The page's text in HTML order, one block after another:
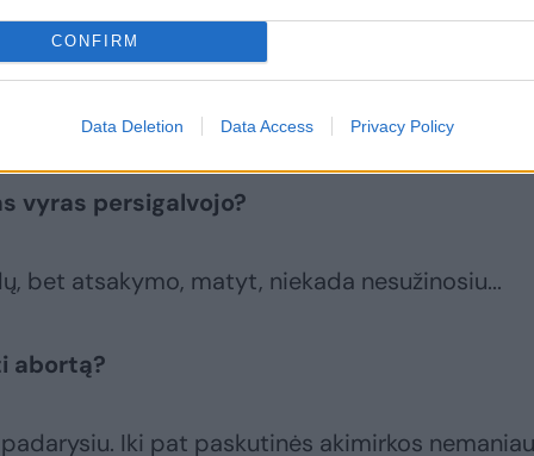
CONFIRM
Data Deletion Data Access Privacy Policy
buvo gal trys ar keturios savaitės, kai
kai buvo apie aštuonias savaites. Tai aš dar
laiką patyriau didelį spaudimą. Jaučiausi
vyras persigalvojo?
bet atsakymo, matyt, niekada nesužinosiu...
abortą?
Iki pat paskutinės akimirkos